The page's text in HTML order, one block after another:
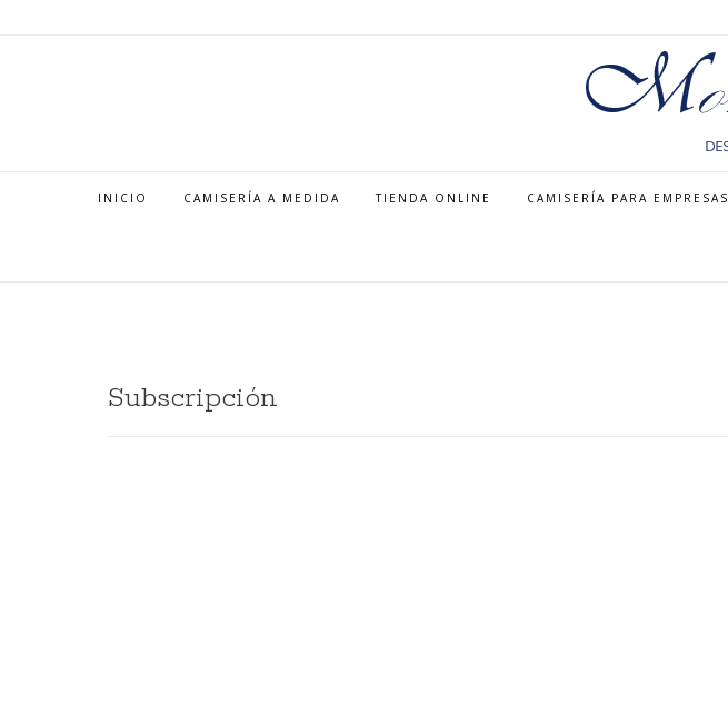
INICIO CAMISERÍA A MEDIDA TIENDA ONLINE CAMISERÍA PARA EMPRESAS
Subscripción